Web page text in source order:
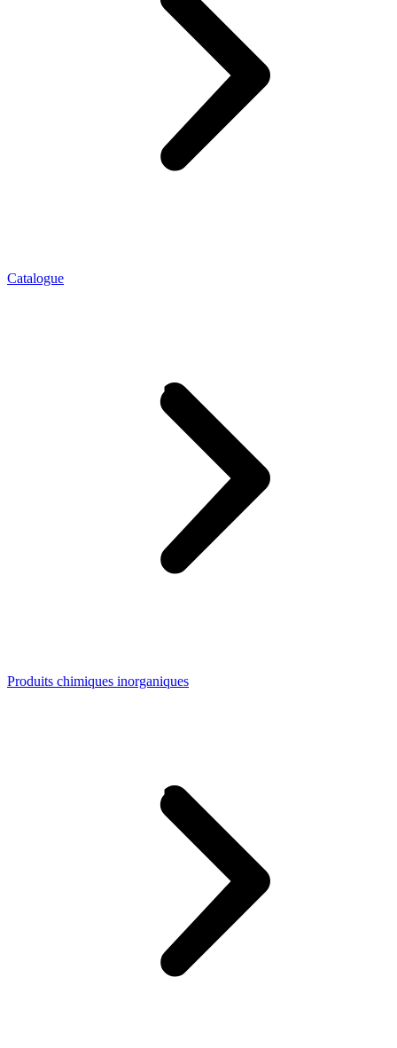
Catalogue
Produits chimiques inorganiques